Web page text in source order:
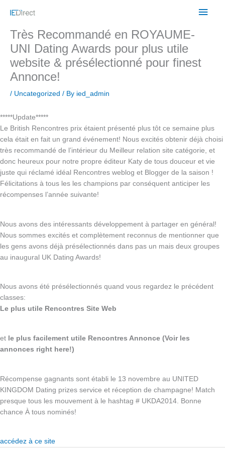
Main
Très Recommandé en ROYAUME-
UNI Dating Awards pour plus utile
website & présélectionné pour finest
Annonce!
/ Uncategorized / By ied_admin
*****Update*****
Le British Rencontres prix étaient présenté plus tôt ce semaine plus
cela était en fait un grand événement! Nous excités obtenir déjà choisi
très recommandé de l’intérieur du Meilleur relation site catégorie, et
donc heureux pour notre propre éditeur Katy de tous douceur et vie
juste qui réclamé idéal Rencontres weblog et Blogger de la saison !
Félicitations à tous les les champions par conséquent anticiper les
récompenses l’année suivante!
Nous avons des intéressants développement à partager en général!
Nous sommes excités et complètement reconnus de mentionner que
les gens avons déjà présélectionnés dans pas un mais deux groupes
au inaugural UK Dating Awards!
Nous avons été présélectionnés quand vous regardez le précédent
classes:
Le plus utile Rencontres Site Web
et le plus facilement utile Rencontres Annonce (Voir les
annonces right here!)
Récompense gagnants sont établi le 13 novembre au UNITED
KINGDOM Dating prizes service et réception de champagne! Match
presque tous les mouvement à le hashtag # UKDA2014. Bonne
chance À tous nominés!
accédez à ce site